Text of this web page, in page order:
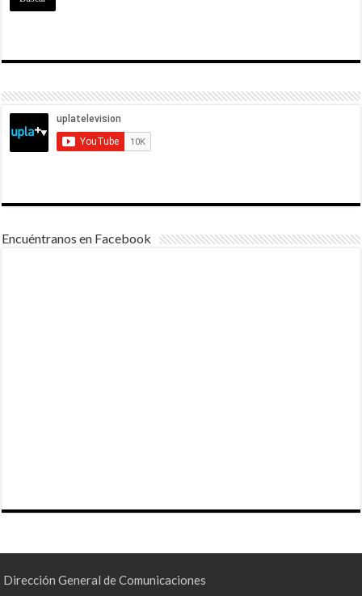
Encuéntranos en Facebook
Dirección General de Comunicaciones